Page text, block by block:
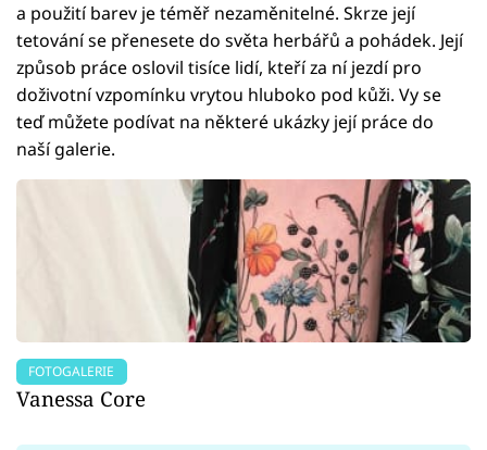
a použití barev je téměř nezaměnitelné. Skrze její
tetování se přenesete do světa herbářů a pohádek. Její
způsob práce oslovil tisíce lidí, kteří za ní jezdí pro
doživotní vzpomínku vrytou hluboko pod kůži. Vy se
teď můžete podívat na některé ukázky její práce do
naší galerie.
FOTOGALERIE
Vanessa Core